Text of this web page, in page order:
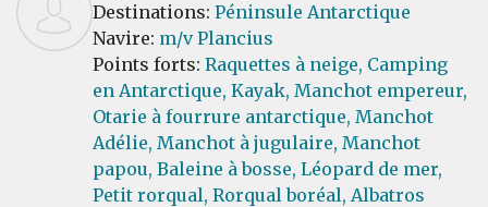
Destinations: Péninsule Antarctique
Navire: m/v Plancius
Points forts: Raquettes à neige, Camping
en Antarctique, Kayak, Manchot empereur,
Otarie à fourrure antarctique, Manchot
Adélie, Manchot à jugulaire, Manchot
papou, Baleine à bosse, Léopard de mer,
Petit rorqual, Rorqual boréal, Albatros